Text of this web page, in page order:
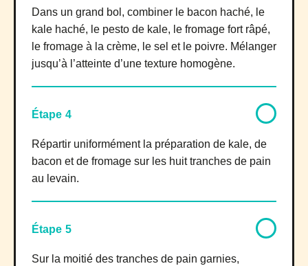
Dans un grand bol, combiner le bacon haché, le
kale haché, le pesto de kale, le fromage fort râpé,
le fromage à la crème, le sel et le poivre. Mélanger
jusqu’à l’atteinte d’une texture homogène.
Étape 4
Répartir uniformément la préparation de kale, de
bacon et de fromage sur les huit tranches de pain
au levain.
Étape 5
Sur la moitié des tranches de pain garnies,